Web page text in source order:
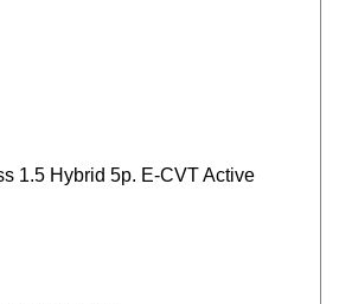
1.5 Hybrid 5p. E-CVT Active